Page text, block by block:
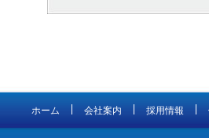
ホーム 会社案内 採用情報